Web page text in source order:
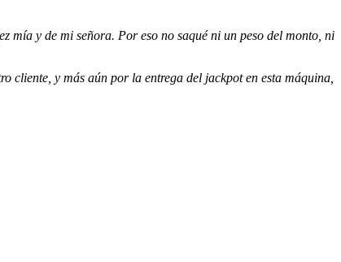
mía y de mi señora. Por eso no saqué ni un peso del monto, ni
cliente, y más aún por la entrega del jackpot en esta máquina,